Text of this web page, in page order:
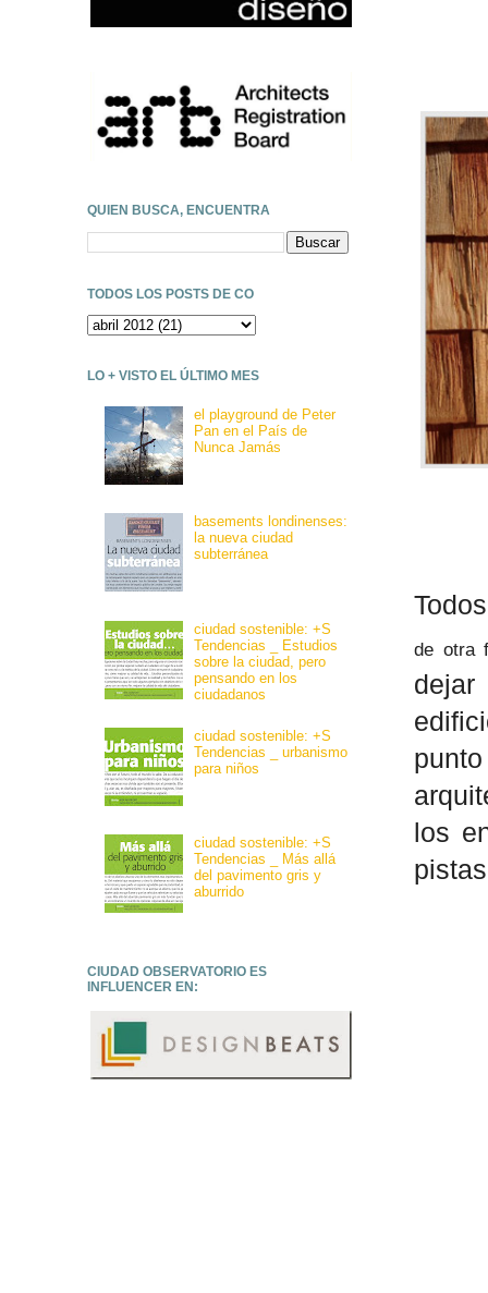
de otra
los
QUIEN BUSCA, ENCUENTRA
TODOS LOS POSTS DE CO
LO + VISTO EL ÚLTIMO MES
el playground de Peter
Pan en el País de
Nunca Jamás
basements londinenses:
la nueva ciudad
subterránea
ciudad sostenible: +S
Tendencias _ Estudios
sobre la ciudad, pero
pensando en los
ciudadanos
ciudad sostenible: +S
Tendencias _ urbanismo
para niños
ciudad sostenible: +S
Tendencias _ Más allá
del pavimento gris y
aburrido
CIUDAD OBSERVATORIO ES
INFLUENCER EN: